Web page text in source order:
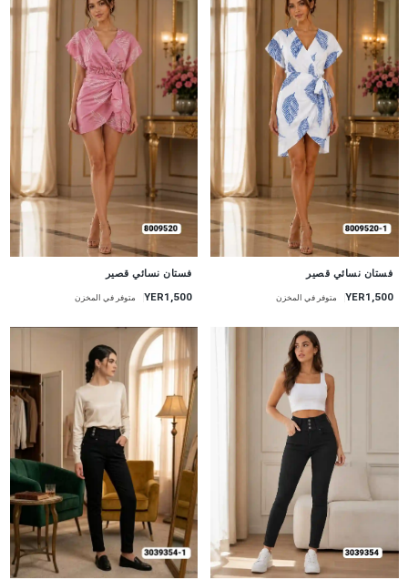
جديد
فستان نسائي قصير
YER1,500 متوفر في المخزن
جديد
فستان نسائي قصير
YER1,500 متوفر في المخزن